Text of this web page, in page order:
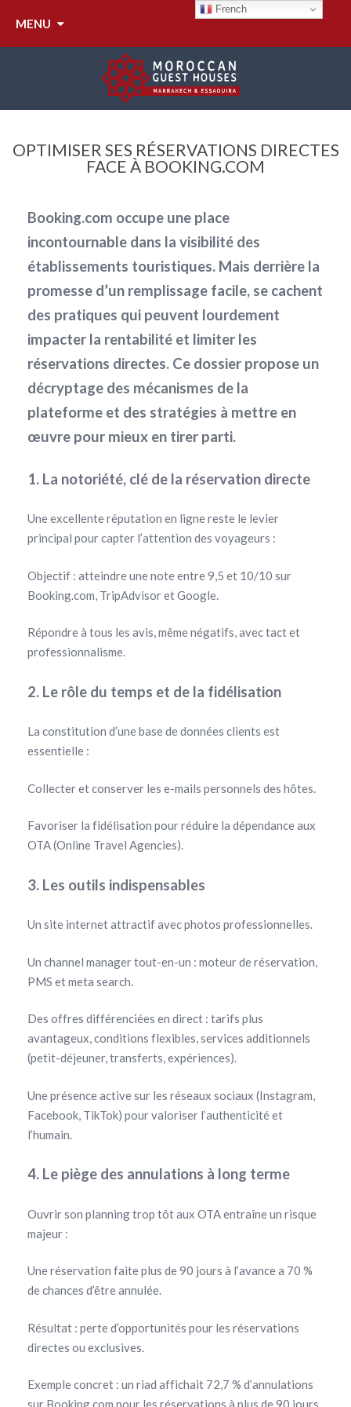
MENU
OPTIMISER SES RÉSERVATIONS DIRECTES
FACE À BOOKING.COM
Booking.com occupe une place
incontournable dans la visibilité des
établissements touristiques. Mais derrière la
promesse d’un remplissage facile, se cachent
des pratiques qui peuvent lourdement
impacter la rentabilité et limiter les
réservations directes. Ce dossier propose un
décryptage des mécanismes de la
plateforme et des stratégies à mettre en
œuvre pour mieux en tirer parti.
1. La notoriété, clé de la réservation directe
Une excellente réputation en ligne reste le levier
principal pour capter l’attention des voyageurs :
Objectif : atteindre une note entre 9,5 et 10/10 sur
Booking.com, TripAdvisor et Google.
Répondre à tous les avis, même négatifs, avec tact et
professionnalisme.
2. Le rôle du temps et de la fidélisation
La constitution d’une base de données clients est
essentielle :
Collecter et conserver les e-mails personnels des hôtes.
Favoriser la fidélisation pour réduire la dépendance aux
OTA (Online Travel Agencies).
3. Les outils indispensables
Un site internet attractif avec photos professionnelles.
Un channel manager tout-en-un : moteur de réservation,
PMS et meta search.
Des offres différenciées en direct : tarifs plus
avantageux, conditions flexibles, services additionnels
(petit-déjeuner, transferts, expériences).
Une présence active sur les réseaux sociaux (Instagram,
Facebook, TikTok) pour valoriser l’authenticité et
l’humain.
4. Le piège des annulations à long terme
Ouvrir son planning trop tôt aux OTA entraîne un risque
majeur :
Une réservation faite plus de 90 jours à l’avance a 70 %
de chances d’être annulée.
Résultat : perte d’opportunités pour les réservations
directes ou exclusives.
Exemple concret : un riad affichait 72,7 % d’annulations
sur Booking.com pour les réservations à plus de 90 jours.
French